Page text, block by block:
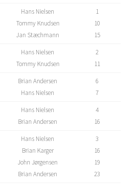
Hans Nielsen
Tommy Knudsen
Jan Stæchmann
1
10
15
Hans Nielsen
Tommy Knudsen
2
11
Brian Andersen
Hans Nielsen
6
7
Hans Nielsen
Brian Andersen
4
16
Hans Nielsen
Brian Karger
John Jørgensen
Brian Andersen
3
16
19
23